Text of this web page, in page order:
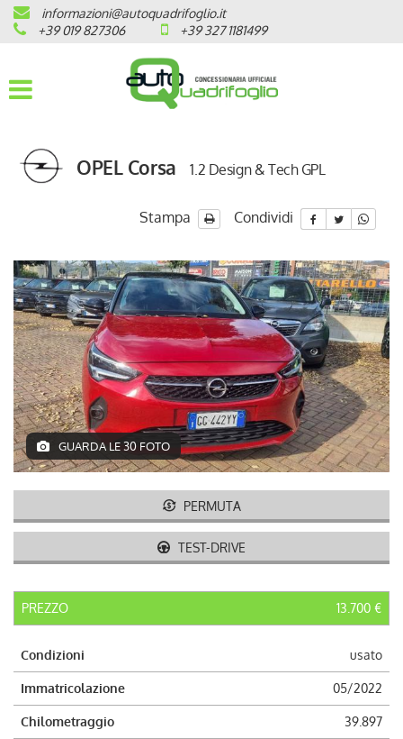
HOME
AZIENDA
OPEL
PRONTA CONSEGNA / KM 0
VEICOLI CON ECOBONUS
AUTO USATE
ACQUISTIAMO USATO
ASSISTENZA
CONTATTI
LAVORA CON NOI
NEWS
AREA COMMERCIANTI
informazioni@autoquadrifoglio.it
+39 019 827306
+39 327 1181499
OPEL Corsa 1.2 Design & Tech GPL
Stampa Condividi
GUARDA LE 30 FOTO
PERMUTA
TEST-DRIVE
PREZZO 13.700 €
Condizioni usato
Immatricolazione 05/2022
Chilometraggio 39.897